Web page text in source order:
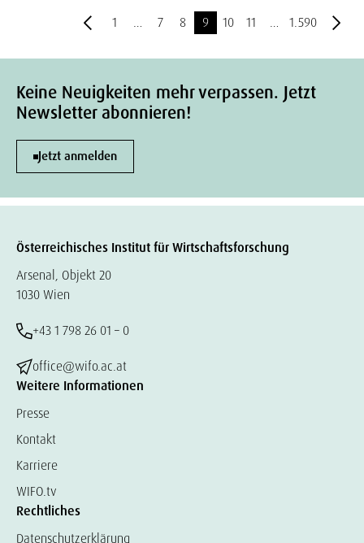
1 … 7 8 9 10 11 … 1.590
Keine Neuigkeiten mehr verpassen. Jetzt
Newsletter abonnieren!
Jetzt anmelden
Österreichisches Institut für Wirtschaftsforschung
Arsenal, Objekt 20
1030 Wien
+43 1 798 26 01 – 0
office@wifo.ac.at
Weitere Informationen
Presse
Kontakt
Karriere
WIFO.tv
Rechtliches
Datenschutzerklärung